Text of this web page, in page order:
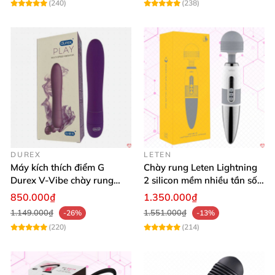
(240)
(238)
DUREX
Máy kích thích điểm G
Durex V-Vibe chày rung
tinh yêu không dây cao cấp
850.000₫
1.149.000₫
-26%
(220)
LETEN
Chày rung Leten Lightning
2 silicon mềm nhiều tần số
rung phát nhiệt
1.350.000₫
1.551.000₫
-13%
(214)